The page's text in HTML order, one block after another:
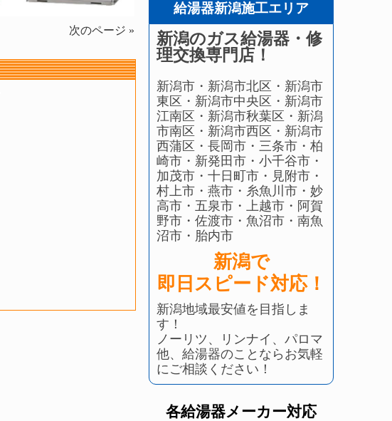
次のページ »
給湯器新潟施工エリア
新潟のガス給湯器・修
理交換専門店！
新潟市・新潟市北区・新潟市
東区・新潟市中央区・新潟市
江南区・新潟市秋葉区・新潟
市南区・新潟市西区・新潟市
西蒲区・長岡市・三条市・柏
崎市・新発田市・小千谷市・
加茂市・十日町市・見附市・
村上市・燕市・糸魚川市・妙
高市・五泉市・上越市・阿賀
野市・佐渡市・魚沼市・南魚
沼市・胎内市
新潟で
即日スピード対応！
新潟地域最安値を目指しま
す！
ノーリツ、リンナイ、パロマ
他、給湯器のことならお気軽
にご相談ください！
各給湯器メーカー対応